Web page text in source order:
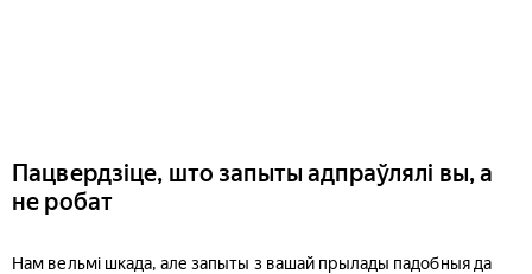
Пацвердзіце, што запыты адпраўлялі вы, а
не робат
Нам вельмі шкада, але запыты з вашай прылады падобныя да